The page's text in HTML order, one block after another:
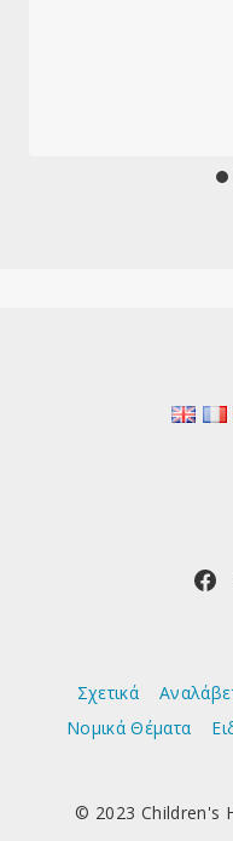
Σχετικά
Νομικά Θέματα
© 2023 Children's